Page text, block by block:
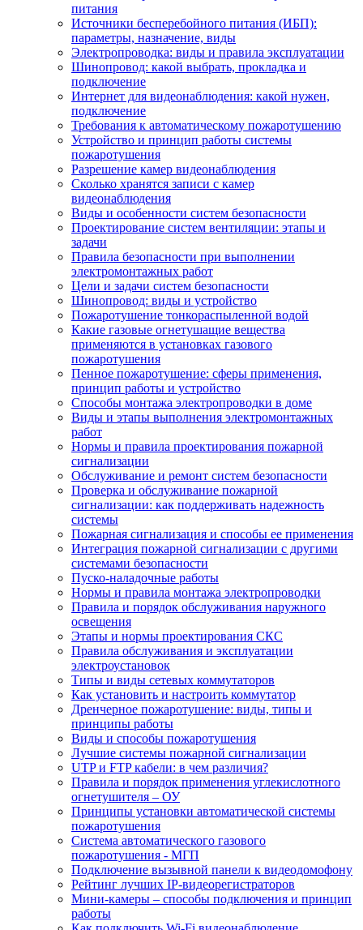
питания
Источники бесперебойного питания (ИБП):
параметры, назначение, виды
Электропроводка: виды и правила эксплуатации
Шинопровод: какой выбрать, прокладка и
подключение
Интернет для видеонаблюдения: какой нужен,
подключение
Требования к автоматическому пожаротушению
Устройство и принцип работы системы
пожаротушения
Разрешение камер видеонаблюдения
Сколько хранятся записи с камер
видеонаблюдения
Виды и особенности систем безопасности
Проектирование систем вентиляции: этапы и
задачи
Правила безопасности при выполнении
электромонтажных работ
Цели и задачи систем безопасности
Шинопровод: виды и устройство
Пожаротушение тонкораспыленной водой
Какие газовые огнетушащие вещества
применяются в установках газового
пожаротушения
Пенное пожаротушение: сферы применения,
принцип работы и устройство
Способы монтажа электропроводки в доме
Виды и этапы выполнения электромонтажных
работ
Нормы и правила проектирования пожарной
сигнализации
Обслуживание и ремонт систем безопасности
Проверка и обслуживание пожарной
сигнализации: как поддерживать надежность
системы
Пожарная сигнализация и способы ее применения
Интеграция пожарной сигнализации с другими
системами безопасности
Пуско-наладочные работы
Нормы и правила монтажа электропроводки
Правила и порядок обслуживания наружного
освещения
Этапы и нормы проектирования СКС
Правила обслуживания и эксплуатации
электроустановок
Типы и виды сетевых коммутаторов
Как установить и настроить коммутатор
Дренчерное пожаротушение: виды, типы и
принципы работы
Виды и способы пожаротушения
Лучшие системы пожарной сигнализации
UTP и FTP кабели: в чем различия?
Правила и порядок применения углекислотного
огнетушителя – ОУ
Принципы установки автоматической системы
пожаротушения
Система автоматического газового
пожаротушения - МГП
Подключение вызывной панели к видеодомофону
Рейтинг лучших IP-видеорегистраторов
Мини-камеры – способы подключения и принцип
работы